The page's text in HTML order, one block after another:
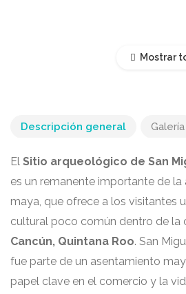
Mostrar
Descripción general Galería
El Sitio arqueológico de San
es un remanente importante de la
maya, que ofrece a los visitantes
cultural poco común dentro de la
Cancún, Quintana Roo. San
fue parte de un asentamiento
papel clave en el comercio y la